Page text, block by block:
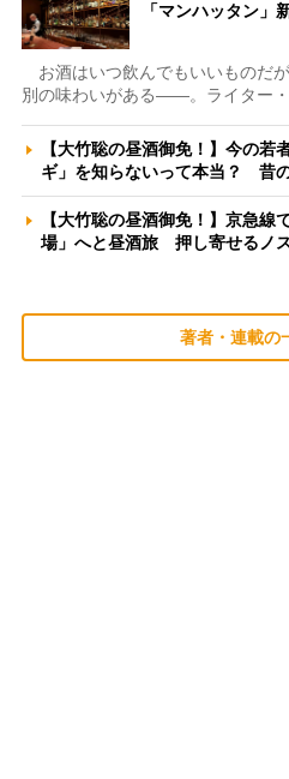
「マンハッタン
お酒はいつ飲んでもいいものだ
別の味わいがある――。ライター
【大竹聡の昼酒御免！】今の若
ギ」を知らないって本当？ 昔
【大竹聡の昼酒御免！】京急線
場」へと昼酒旅 押し寄せるノ
著者・連載の